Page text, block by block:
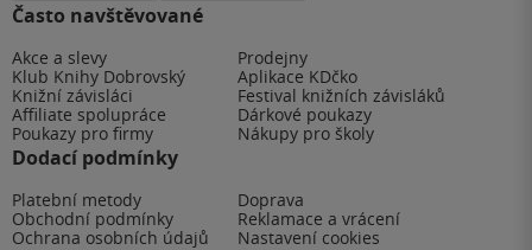
Často navštěvované
Akce a slevy
Prodejny
Klub Knihy Dobrovský
Aplikace KDčko
Knižní závisláci
Festival knižních závisláků
Affiliate spolupráce
Dárkové poukazy
Poukazy pro firmy
Nákupy pro školy
Dodací podmínky
Platební metody
Doprava
Obchodní podmínky
Reklamace a vrácení
Ochrana osobních údajů
Nastavení cookies